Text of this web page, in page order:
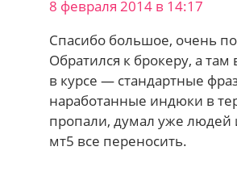
8 февраля 2014 в 14:17
Спасибо большое, очень
Обратился к брокеру, а там
в курсе — стандартные
наработанные индюки в
пропали, думал уже людей
мт5 все переносить.